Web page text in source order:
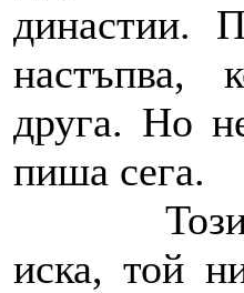
династии.
настъпва,
друга. Но
пиша сега.
иска, той